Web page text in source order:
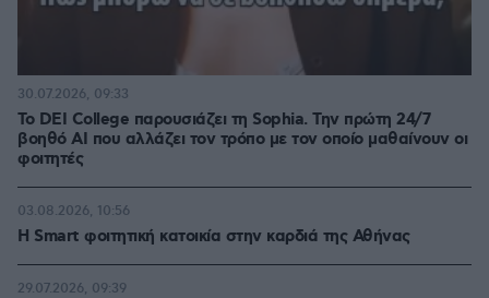
Το DEI College παρουσιάζει τη Sophia. Την πρώτη 24/7
βοηθό AI που αλλάζει τον τρόπο με τον οποίο μαθαίνουν οι
φοιτητές
30.07.2026, 09:33
Η Smart φοιτητική κατοικία στην καρδιά της Αθήνας
03.08.2026, 10:56
29.07.2026, 09:39